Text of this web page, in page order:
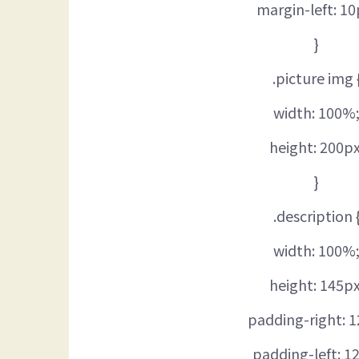
margin-left:
}
.picture img
width: 100%;
height:
}
.description
width: 100%;
height:
padding-right:
padding-left: